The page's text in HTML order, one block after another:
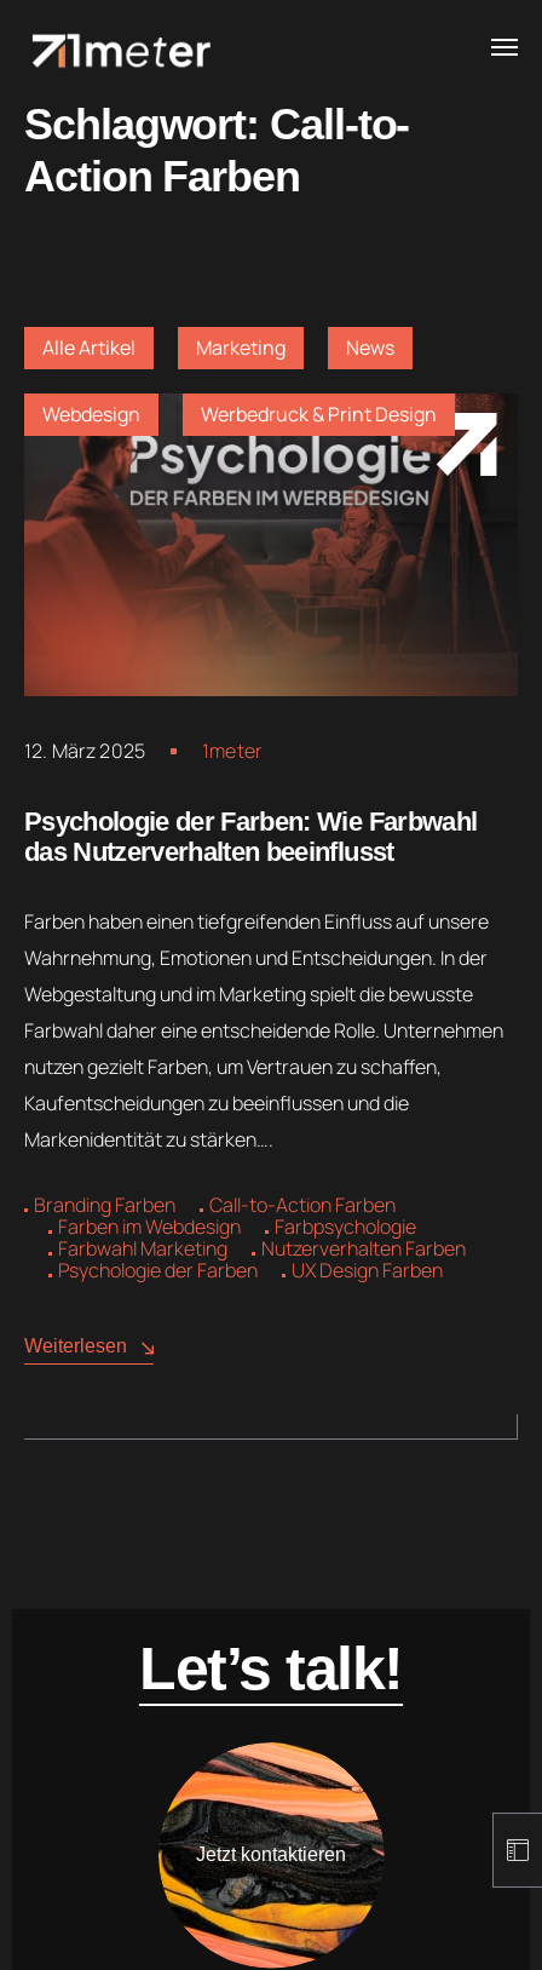
Schlagwort: Call-to-
Action Farben
Alle Artikel Marketing News
Webdesign Werbedruck & Print Design
12. März 2025 1meter
Psychologie der Farben: Wie Farbwahl
das Nutzerverhalten beeinflusst
Farben haben einen tiefgreifenden Einfluss auf unsere
Wahrnehmung, Emotionen und Entscheidungen. In der
Webgestaltung und im Marketing spielt die bewusste
Farbwahl daher eine entscheidende Rolle. Unternehmen
nutzen gezielt Farben, um Vertrauen zu schaffen,
Kaufentscheidungen zu beeinflussen und die
Markenidentität zu stärken….
Branding Farben
Call-to-Action Farben
Farben im Webdesign
Farbpsychologie
Farbwahl Marketing
Nutzerverhalten Farben
Psychologie der Farben
UX Design Farben
Weiterlesen
Let’s talk!
Jetzt kontaktieren